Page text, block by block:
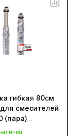
80см
для смесителей
(пара)